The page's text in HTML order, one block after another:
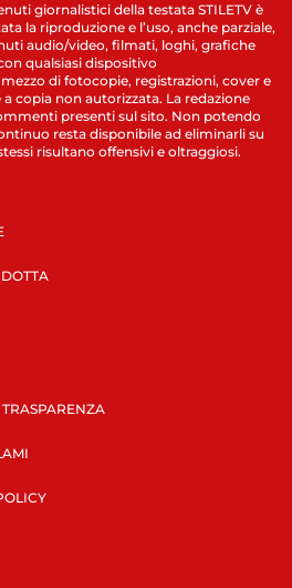
giornalistici della testata STILETV è
la riproduzione e l’uso, anche parziale,
audio/video, filmati, loghi, grafiche
qualsiasi dispositivo
di fotocopie, registrazioni, cover e
copia non autorizzata. La redazione
presenti sul sito. Non potendo
resta disponibile ad eliminarli su
risultano offensivi e oltraggiosi.